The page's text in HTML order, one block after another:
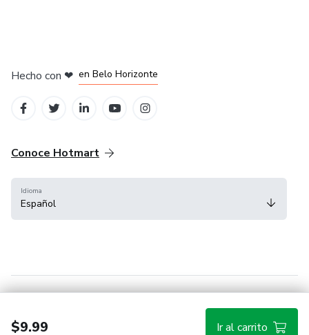
$9.99 Ir al carrito
Hecho con ❤ en Belo Horizonte
Conoce Hotmart
Idioma
Español